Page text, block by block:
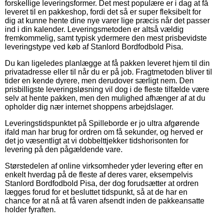
forskellige leveringsformer. Det mest populære er i dag at få
leveret til en pakkeshop, fordi det så er super fleksibelt for
dig at kunne hente dine nye varer lige præcis når det passer
ind i din kalender. Leveringsmetoden er altså vældig
fremkommelig, samt typisk ydermere den mest prisbevidste
leveringstype ved køb af Stanlord Bordfodbold Pisa.
Du kan ligeledes planlægge at få pakken leveret hjem til din
privatadresse eller til når du er på job. Fragtmetoden bliver til
tider en kende dyrere, men derudover særligt nem. Den
prisbilligste leveringsløsning vil dog i de fleste tilfælde være
selv at hente pakken, men den mulighed afhænger af at du
opholder dig nær internet shoppens arbejdslager.
Leveringstidspunktet på Spilleborde er jo ultra afgørende
ifald man har brug for ordren om få sekunder, og herved er
det jo væsentligt at vi dobbelttjekker tidshorisonten for
levering på den pågældende vare.
Størstedelen af online virksomheder yder levering efter en
enkelt hverdag på de fleste af deres varer, eksempelvis
Stanlord Bordfodbold Pisa, der dog forudsætter at ordren
lægges forud for et besluttet tidspunkt, så at de har en
chance for at nå at få varen afsendt inden de pakkeansatte
holder fyraften.